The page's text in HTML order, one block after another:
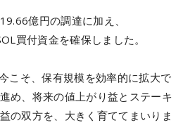
億円の調達に加え、
買付資金を確保しました。
こそ、保有規模を効率的に拡大で
め、将来の値上がり益とステーキ
の双方を、大きく育ててまいりま